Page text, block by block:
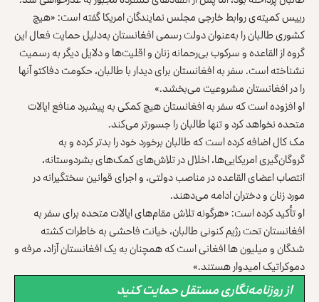
رییس کمیته‌ی روابط خارجی مجلس نمایندگان امریکا گفته است: «هیچ
کشوری طالبان را به‌عنوان دولت رسمی افغانستان به‌دلیل حمایت فعال این
گروه از القاعده و سرکوب بی‌رحمانه زنان و اقلیت‌ها و دلایل دیگر به رسمیت
نشناخته است. سفر به افغانستان برای دیدار با طالبان، حکومت دفاکتو آنها
را در افغانستان مشروعیت می‌بخشد.»
او افزوده است که سفر به افغانستان هیچ کمکی به پیشبرد منافع ایالات
متحده نخواهد کرد و تنها طالبان را جسورتر می‌کند.
مک کال اضافه کرده است که طالبان برخورد خود را بدتر کرده و به
گروگان‌گیری امریکایی‌ها، اخلال در تلاش‌های کمک‌های بشردوستانه،
انتصاب اعضای القاعده در مناصب دولتی، و اجرای قوانین سختگیرانه در
مورد زنان و دختران ادامه می‌دهند.
او تأکید کرده است: «هرگونه تلاش مقام‌های ایالات متحده برای سفر به
افغانستان تحت رژیم کنونی طالبان، خیانت فاحشی به خاطرات کشته
شدگان و میلیون ها افغانی است که همچنان به یک افغانستان آزاد، مرفه و
دموکراتیک امیدوار هستند.»
از روزنامه‌نگاری مستقل حمایت کنید